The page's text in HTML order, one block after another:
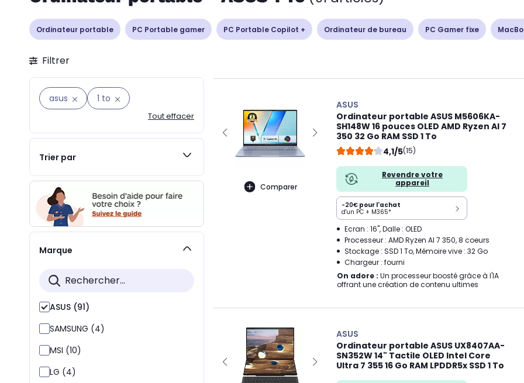
Ordinateur portable PC Portable gamer PC Portable Copilot + Ordinateur de bureau PC Gamer fixe
Filtrer
asus 1 to
Tout effacer
Trier par
Marque
ASUS (91)
SAMSUNG (4)
MSI (10)
LG (4)
Comparer
ASUS
Ordinateur portable ASUS M5606KA-
SH148W 16 pouces OLED AMD Ryzen AI 7
350 32 Go RAM SSD 1 To
4,1/5(15)
Revendre votre
appareil
-20€ pour l'achat
d'un PC + M365*
Ecran : 16", Dalle : OLED
Processeur : AMD Ryzen AI 7 350, 8 coeurs
Stockage : SSD 1 To, Mémoire vive : 32 Go
Chargeur : fourni
On adore : Un processeur boosté grâce à l'IA
offrant une création de contenu ultimes
ASUS
Ordinateur portable ASUS UX8407AA-
SN352W 14" Tactile OLED Intel Core
Ultra 7 355 16 Go RAM LPDDR5x SSD 1 To